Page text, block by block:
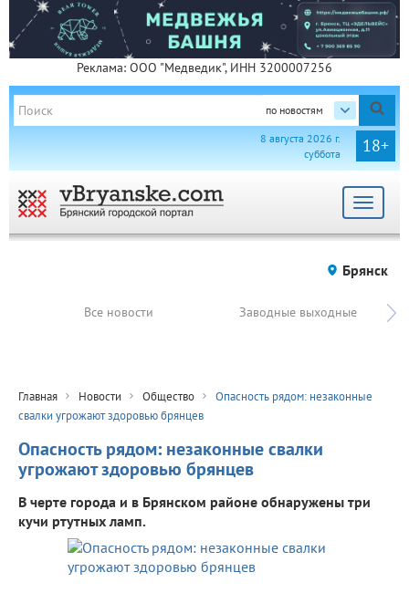
Реклама: ООО "Медведик", ИНН 3200007256
по новостям
18+
8 августа 2026 г.
суббота
Toggle
Брянск
Все новости Заводные выходные
Главная Новости Общество
Опасность рядом: незаконные
свалки угрожают здоровью брянцев
Опасность рядом: незаконные свалки
угрожают здоровью брянцев
В черте города и в Брянском районе обнаружены три
кучи ртутных ламп.